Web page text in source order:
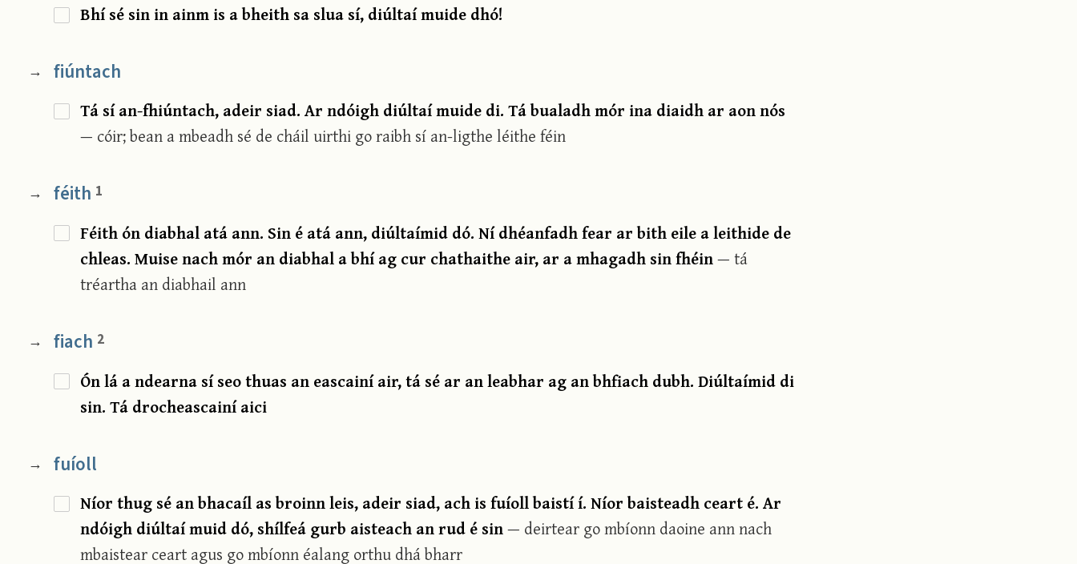
Bhí sé sin in ainm is a bheith sa slua sí, diúltaí muide dhó!
→ fiúntach
Tá sí an-fhiúntach, adeir siad. Ar ndóigh diúltaí muide di. Tá bualadh mór ina diaidh ar aon nós
— cóir; bean a mbeadh sé de cháil uirthi go raibh sí an-ligthe léithe féin
→ féith 1
Féith ón diabhal atá ann. Sin é atá ann, diúltaímid dó. Ní dhéanfadh fear ar bith eile a leithide de
chleas. Muise nach mór an diabhal a bhí ag cur chathaithe air, ar a mhagadh sin fhéin— tá
tréartha an diabhail ann
→ fiach 2
Ón lá a ndearna sí seo thuas an eascainí air, tá sé ar an leabhar ag an bhfiach dubh. Diúltaímid di
sin. Tá drocheascainí aici
→ fuíoll
Níor thug sé an bhacaíl as broinn leis, adeir siad, ach is fuíoll baistí í. Níor baisteadh ceart é. Ar
ndóigh diúltaí muid dó, shílfeá gurb aisteach an rud é sin— deirtear go mbíonn daoine ann nach
mbaistear ceart agus go mbíonn éalang orthu dhá bharr